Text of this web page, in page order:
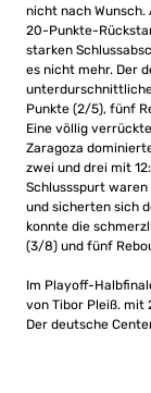
nicht nach
20-Punkte-
starken
es nicht mehr. Der
Punkte (2/5), fünf
Eine völlig
Zaragoza
zwei und drei mit
Schlussspurt waren
und sicherten sich
konnte die
(3/8) und fünf
Im Playoff-
von Tibor Pleiß. mit
Der deutsche